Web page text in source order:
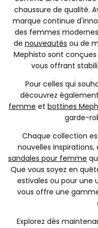
chaussure de qualité.
marque continue
des femmes
de nouveautés ou de
Mephisto sont
vous offrant
Pour celles qui
découvrez
femme et bottines
garde-
Chaque collection
nouvelles
sandales pour femme
Que vous soyez en
estivales ou pour une
vous offre une
Explorez dès